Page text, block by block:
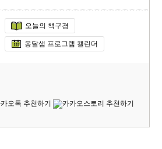
오늘의 책구경
옹달샘 프로그램 캘린더